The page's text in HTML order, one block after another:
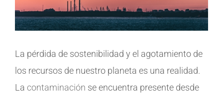
La pérdida de sostenibilidad y el agotamiento de
los recursos de nuestro planeta es una realidad.
La contaminación se encuentra presente desde